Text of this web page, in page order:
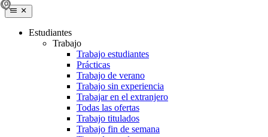
Estudiantes
Trabajo
Trabajo estudiantes
Prácticas
Trabajo de verano
Trabajo sin experiencia
Trabajar en el extranjero
Todas las ofertas
Trabajo titulados
Trabajo fin de semana